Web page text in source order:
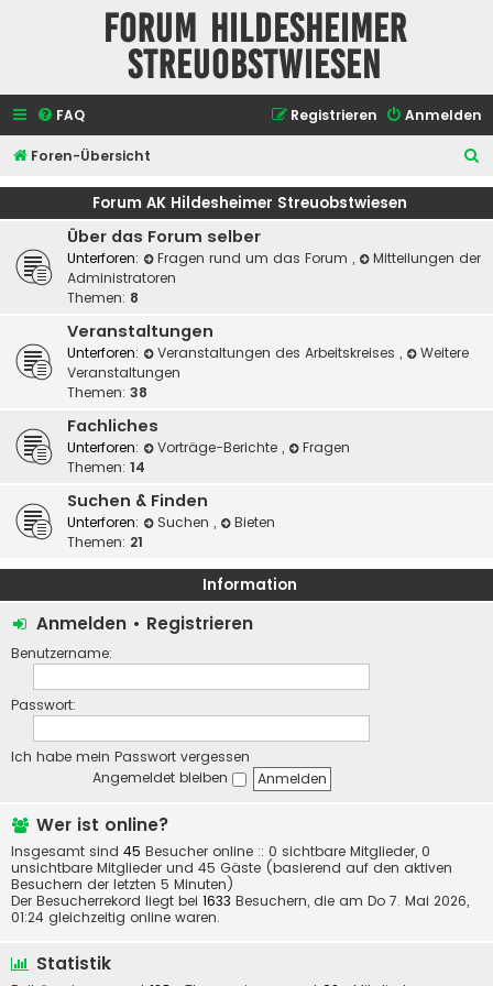
Forum Hildesheimer
Streuobstwiesen
FAQ Anmelden
Registrieren
Foren-Übersicht
u
Forum AK Hildesheimer Streuobstwiesen
Über das Forum selber
Unterforen: Fragen rund um das Forum ,
Mitteilungen der
Administratoren
Themen: 8
Veranstaltungen
Unterforen: Veranstaltungen des Arbeitskreises ,
Weitere
Veranstaltungen
Themen: 38
Fachliches
Unterforen: Vorträge-Berichte ,
Fragen
Themen: 14
Suchen & Finden
Unterforen: Suchen ,
Bieten
Themen: 21
Information
Anmelden • Registrieren
Benutzername:
Passwort:
Ich habe mein Passwort vergessen
Angemeldet bleiben
Wer ist online?
Insgesamt sind 45 Besucher online :: 0 sichtbare Mitglieder, 0
unsichtbare Mitglieder und 45 Gäste (basierend auf den aktiven
Besuchern der letzten 5 Minuten)
Der Besucherrekord liegt bei 1633 Besuchern, die am Do 7. Mai 2026,
01:24 gleichzeitig online waren.
Statistik